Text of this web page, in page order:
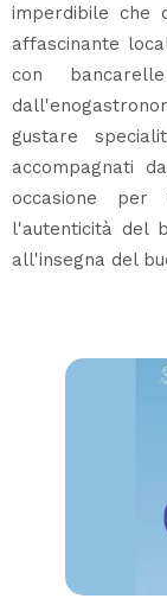
imperdibile che
affascinante
con
gustare
accompagnati
occasione per
l'autenticità del
all'insegna del